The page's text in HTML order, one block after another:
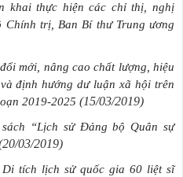
khai thực hiện các chỉ thị, nghị
Chính trị, Ban Bí thư Trung ương
mới, nâng cao chất lượng, hiệu
định hướng dư luận xã hội trên
2019-2025 (15/03/2019)
“Lịch sử Đảng bộ Quân sự
03/2019)
tích lịch sử quốc gia 60 liệt sĩ